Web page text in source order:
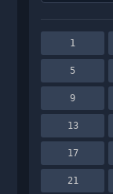
1
5
9
13
17
21